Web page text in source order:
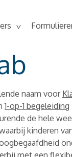
naam voor
1-op-1 begeleiding
de hele
kinderen
met een